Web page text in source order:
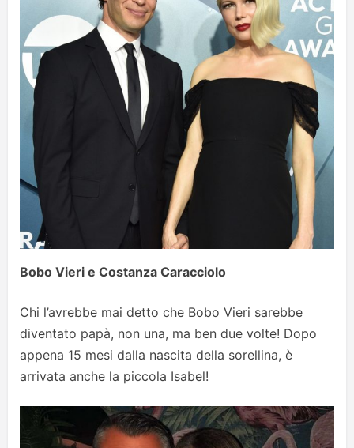
Bobo Vieri e Costanza Caracciolo
Chi l’avrebbe mai detto che Bobo Vieri sarebbe
diventato papà, non una, ma ben due volte! Dopo
appena 15 mesi dalla nascita della sorellina, è
arrivata anche la piccola Isabel!